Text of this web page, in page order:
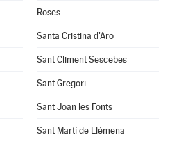
Roses
Santa Cristina d'Aro
Sant Climent Sescebes
Sant Gregori
Sant Joan les Fonts
Sant Martí de Llémena